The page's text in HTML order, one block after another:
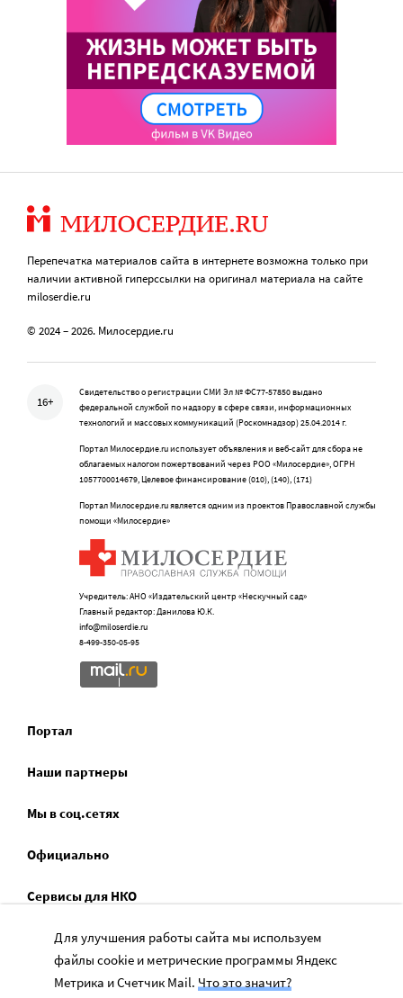
Перепечатка материалов сайта в интернете возможна только при
наличии активной гиперссылки на оригинал материала на сайте
miloserdie.ru
© 2024 – 2026. Милосердие.ru
16+
Свидетельство о регистрации СМИ Эл № ФС77-57850 выдано
федеральной службой по надзору в сфере связи, информационных
технологий и массовых коммуникаций (Роскомнадзор) 25.04.2014 г.
Портал Милосердие.ru использует объявления и веб-сайт для сбора не
облагаемых налогом пожертвований через РОО «Милосердие», ОГРН
1057700014679, Целевое финансирование (010), (140), (171)
Портал Милосердие.ru является одним из проектов Православной службы
помощи «Милосердие»
Учредитель: АНО «Издательский центр «Нескучный сад»
Главный редактор: Данилова Ю.К.
info@miloserdie.ru
8-499-350-05-95
Портал
Наши партнеры
Мы в соц.сетях
Официально
Сервисы для НКО
Спецпроекты
Социальное служение
Для улучшения работы сайта мы используем
файлы cookie и метрические программы Яндекс
Метрика и Счетчик Mail. Что это значит?